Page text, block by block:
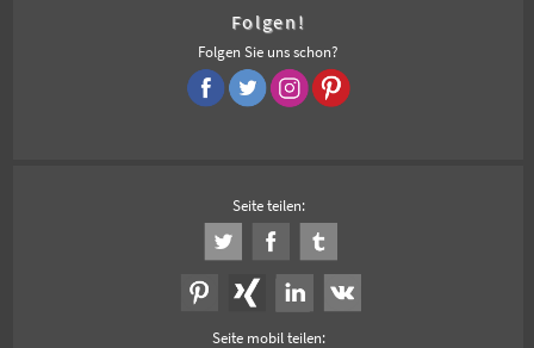
Folgen!
Folgen Sie uns schon?
Seite teilen:
Seite mobil teilen: